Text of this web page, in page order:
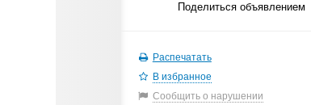
Поделиться объявлением
Распечатать
В избранное
Сообщить о нарушении